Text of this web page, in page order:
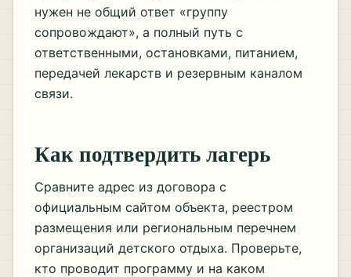
нужен не общий ответ «группу
сопровождают», а полный путь с
ответственными, остановками, питанием,
передачей лекарств и резервным каналом
связи.
Как подтвердить лагерь
Сравните адрес из договора с
официальным сайтом объекта, реестром
размещения или региональным перечнем
организаций детского отдыха. Проверьте,
кто проводит программу и на каком